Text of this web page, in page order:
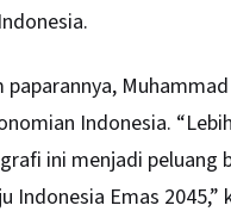
paparannya,
Indonesia.
ini menjadi peluang
Indonesia Emas 2045,”